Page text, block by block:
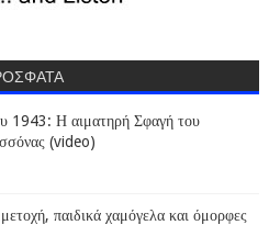
1943: Η αιματηρή Σφαγή του
(video)
παιδικά χαμόγελα και όμορφες